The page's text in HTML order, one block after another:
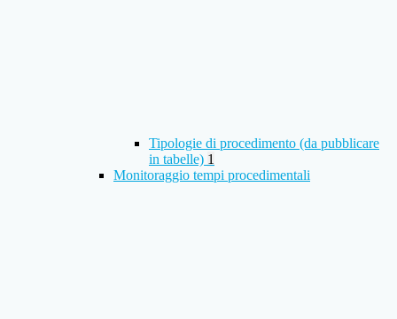
Tipologie di procedimento (da pubblicare
in tabelle) 1
Monitoraggio tempi procedimentali